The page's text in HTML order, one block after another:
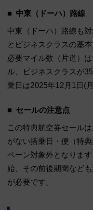
中東（ドーハ）路線
中東（ドーハ）路線も
とビジネスクラスの基
必要マイル数（片道）
ル、ビジネスクラスが
乗日は2025年12月1日(
セールの注意点
この特典航空券セール
がない搭乗日・便（特
ペーン対象外となりま
始、その前後期間など
が必要です。